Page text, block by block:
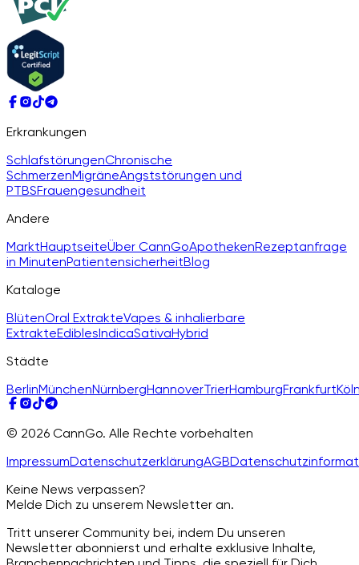
Erkrankungen
SchlafstörungenChronische
SchmerzenMigräneAngststörungen und
PTBSFrauengesundheit
Andere
MarktHauptseiteÜber CannGoApothekenRezeptanfrage
in MinutenPatientensicherheitBlog
Kataloge
BlütenOral ExtrakteVapes & inhalierbare
ExtrakteEdiblesIndicaSativaHybrid
Städte
BerlinMünchenNürnbergHannoverTrierHamburgFrankfurt
© 2026 CannGo. Alle Rechte vorbehalten
ImpressumDatenschutzerklärungAGB
Keine News verpassen?
Melde Dich zu unserem Newsletter an.
Tritt unserer Community bei, indem Du unseren
Newsletter abonnierst und erhalte exklusive Inhalte,